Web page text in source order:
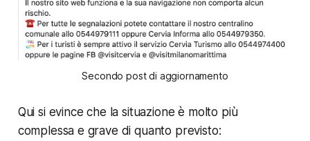
Secondo post di aggiornamento
Qui si evince che la situazione è molto più
complessa e grave di quanto previsto: